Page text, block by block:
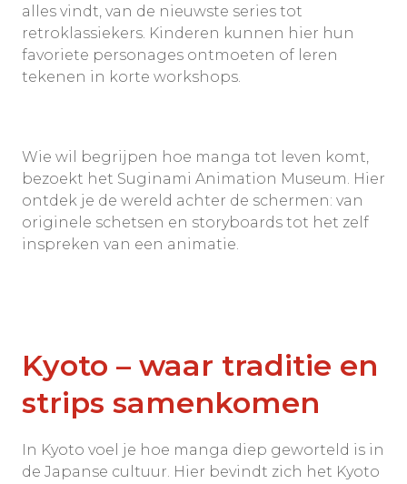
alles vindt, van de nieuwste series tot
retroklassiekers. Kinderen kunnen hier hun
favoriete personages ontmoeten of leren
tekenen in korte workshops.
Wie wil begrijpen hoe manga tot leven komt,
bezoekt het Suginami Animation Museum. Hier
ontdek je de wereld achter de schermen: van
originele schetsen en storyboards tot het zelf
inspreken van een animatie.
Kyoto – waar traditie en
strips samenkomen
In Kyoto voel je hoe manga diep geworteld is in
de Japanse cultuur. Hier bevindt zich het Kyoto